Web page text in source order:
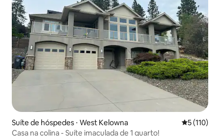
Suíte de hóspedes ⋅ West Kelowna 5 de uma
5 (110)
Casa na colina - Suíte imaculada de 1 quarto!